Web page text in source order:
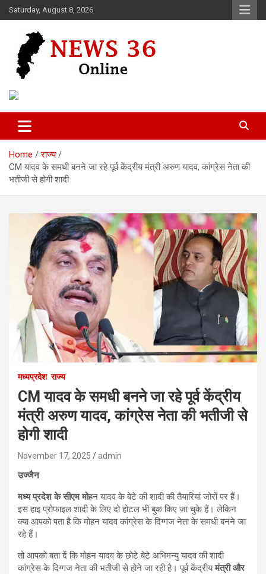
Skip
to
Saturday, August 8, 2026
News 36
Home
राज्य
CM यादव के समधी बनने जा रहे पूर्व केंद्रीय मंत्री अरुण यादव, कांग्रेस नेता की
भतीजी से होगी शादी
मध्यप्रदेश राज्य
CM यादव के समधी बनने जा रहे पूर्व केंद्रीय
मंत्री अरुण यादव, कांग्रेस नेता की भतीजी से
होगी शादी
November 17, 2025 admin
उज्जैन
मध्य प्रदेश के सीएम मोहन यादव के बेटे की शादी की तैयारियां जोरों पर हैं।
इस हाइ प्रोफाइल शादी के लिए दो होटल भी बुक किए जा चुके हैं। लेकिन
क्या आपको पता है कि मोहन यादव कांग्रेस के दिग्गज नेता के समधी बनने जा
रहे हैं।
तो आपको बता दें कि मोहन यादव के छोटे बेटे अभिमन्यु यादव की शादी
कांग्रेस के दिग्गज नेता की भतीजी से होने जा रही है। पूर्व केंद्रीयमंत्री और